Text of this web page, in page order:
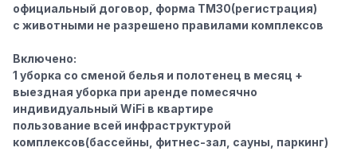
официальный договор, форма ТМ30(регистрация)
с животными не разрешено правилами комплексов
Включено:
1 уборка со сменой белья и полотенец в месяц +
выездная уборка при аренде помесячно
индивидуальный WiFi в квартире
пользование всей инфраструктурой
комплексов(бассейны, фитнес-зал, сауны, паркинг)